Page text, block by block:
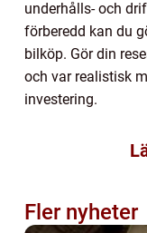
underhålls- och
förberedd kan du
bilköp. Gör din
och var realistisk
investering.
Fler nyheter